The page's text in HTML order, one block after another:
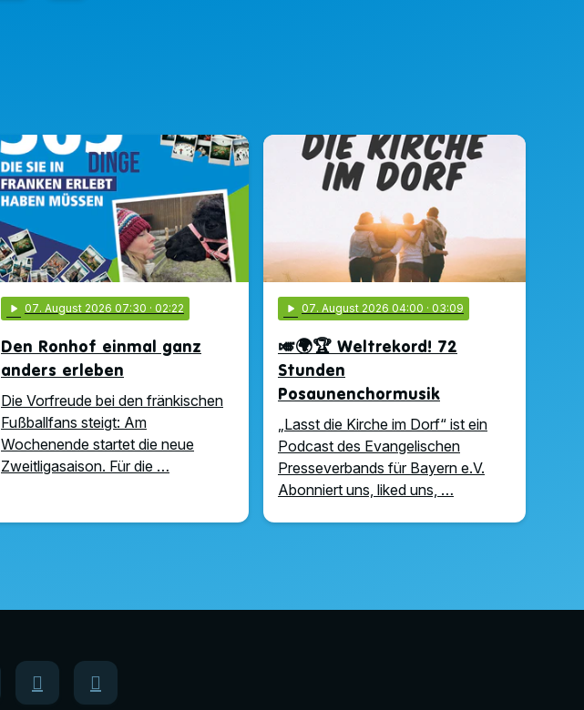
play_arrow 07. August 2026 07:30 · 02:22
Den Ronhof einmal ganz
anders erleben
Die Vorfreude bei den fränkischen
Fußballfans steigt: Am
Wochenende startet die neue
Zweitligasaison. Für die …
play_arrow 07. August 2026 04:00 · 03:09
🎺🌍🏆 Weltrekord! 72
Stunden
Posaunenchormusik
„Lasst die Kirche im Dorf“ ist ein
Podcast des Evangelischen
Presseverbands für Bayern e.V.
Abonniert uns, liked uns, …